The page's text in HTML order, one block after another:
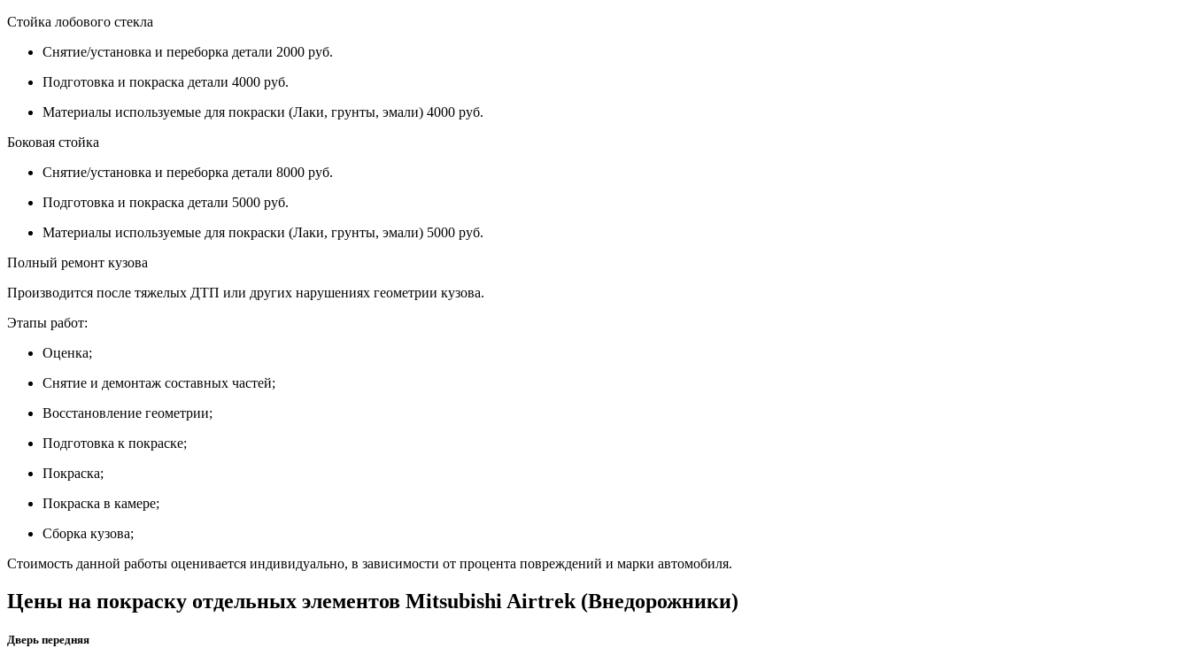
Стойка лобового стекла
Снятие/установка и переборка детали 2000 руб.
Подготовка и покраска детали 4000 руб.
Материалы используемые для покраски (Лаки, грунты, эмали) 4000 руб.
Боковая стойка
Снятие/установка и переборка детали 8000 руб.
Подготовка и покраска детали 5000 руб.
Материалы используемые для покраски (Лаки, грунты, эмали) 5000 руб.
Полный ремонт кузова
Производится после тяжелых ДТП или других нарушениях геометрии кузова.
Этапы работ:
Оценка;
Снятие и демонтаж составных частей;
Восстановление геометрии;
Подготовка к покраске;
Покраска;
Покраска в камере;
Сборка кузова;
Стоимость данной работы оценивается индивидуально, в зависимости от процента повреждений и марки автомобиля.
Цены на покраску отдельных элементов Mitsubishi Airtrek (Внедорожники)
Дверь передняя